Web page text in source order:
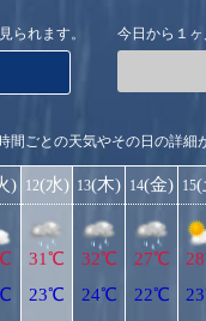
られます。 今日から１ヶ
間ごとの天気やその日の詳細
) 12(水)
31℃
23℃
13(木)
32℃
24℃
14(金)
27℃
22℃
15(